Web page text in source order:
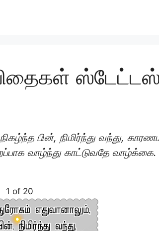
ஸ்டேட்டஸ்
பின், நிமிர்ந்து வந்து,
வாழ்ந்து காட்டுவதே வாழ்க்கை.
1 of 20